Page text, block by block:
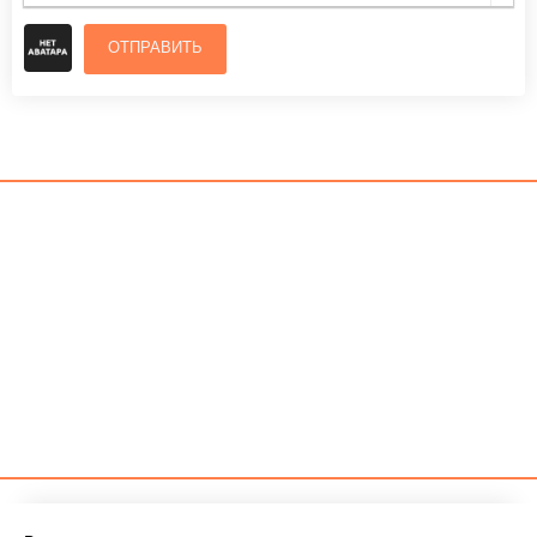
ОТПРАВИТЬ